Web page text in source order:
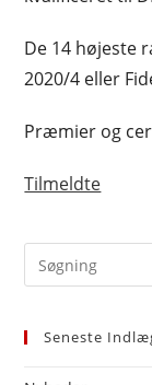
De 14 højeste
2020/4 eller
Præmier og
Tilmeldte
Seneste